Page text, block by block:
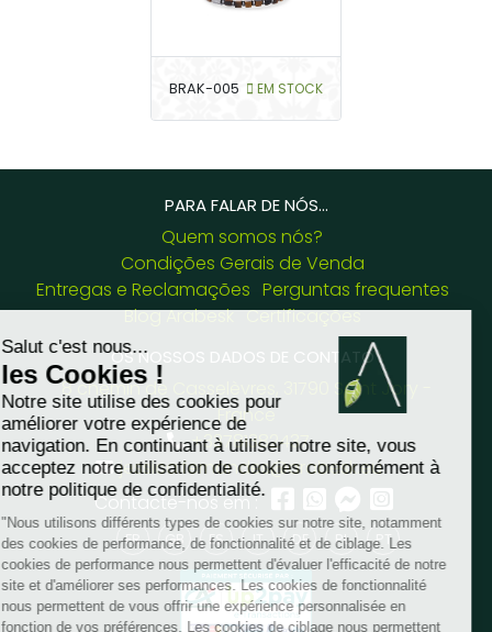
BRAK-005 EM STOCK
PARA FALAR DE NÓS...
Quem somos nós?
Condições Gerais de Venda
Entregas e Reclamações Perguntas frequentes
Blog Arabesk Certificações
OS NOSSOS DADOS DE CONTATO :
8 chemin de Casselèvres, 31790 Saint Jory -
France
+33781382437
jessica.fernandes@arabesk.eu
Contacte-nos em :
FR GB ES IT DE PL PT